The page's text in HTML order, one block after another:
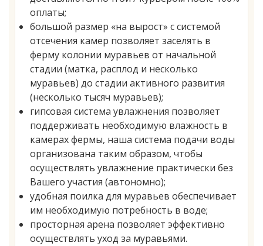
оплаты;
большой размер «на вырост» с системой
отсечения камер позволяет заселять в
ферму колонии муравьев от начальной
стадии (матка, расплод и несколько
муравьев) до стадии активного развития
(несколько тысяч муравьев);
гипсовая система увлажнения позволяет
поддерживать необходимую влажность в
камерах фермы, наша система подачи воды
организована таким образом, чтобы
осуществлять увлажнение практически без
Вашего участия (автономно);
удобная поилка для муравьев обеспечивает
им необходимую потребность в воде;
просторная арена позволяет эффективно
осуществлять уход за муравьями.